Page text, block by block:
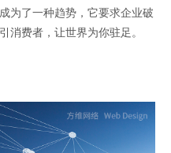
为了一种趋势，它要求企业破
消费者，让世界为你驻足。